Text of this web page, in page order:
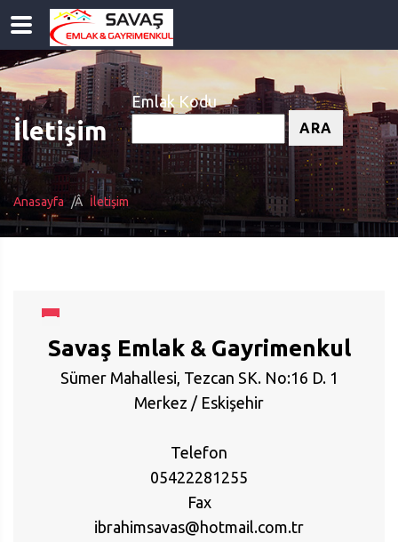
Emlak Kodu
ARA
İletişim
Anasayfa İletişim
Savaş Emlak & Gayrimenkul
Sümer Mahallesi, Tezcan SK. No:16 D. 1
Merkez / Eskişehir
Telefon
05422281255
Fax
ibrahimsavas@hotmail.com.tr